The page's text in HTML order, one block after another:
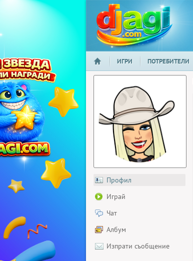
НАЧАЛО
ИГРИ ПОТРЕБИТЕЛИ
Профил
Играй
Чат
Албум
Изпрати съобщение